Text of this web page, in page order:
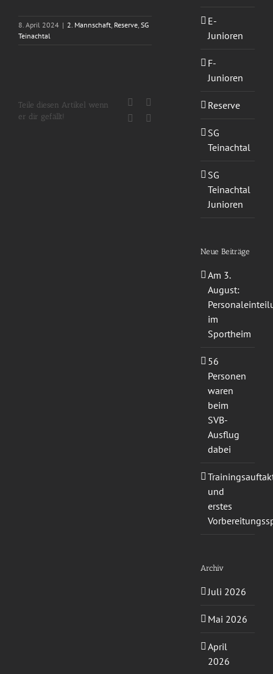
8. April 2024 | 2. Mannschaft, Reserve, SG
Teinachtal
Teile diesen Artikel wenn
er dir gefällt!
Facebook
WhatsApp
E-
Junioren
F-
Junioren
Reserve
SG
Teinachtal
SG
Teinachtal
Junioren
Neue Beiträge
Am 3.
August:
im
Sportheim
56
Personen
waren
beim
SVB-
Ausflug
dabei
und
erstes
Archiv
Juli 2026
Mai 2026
April
2026